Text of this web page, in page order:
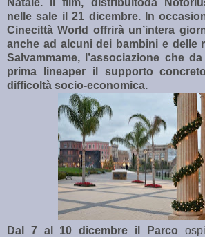
nelle sale il 21 dicembre. In
Cinecittà World offrirà un’intera
anche ad alcuni dei bambini e delle
Salvammame, l’associazione che
prima lineaper il supporto
difficoltà socio-economica.
Dal 7 al 10 dicembre il Parco